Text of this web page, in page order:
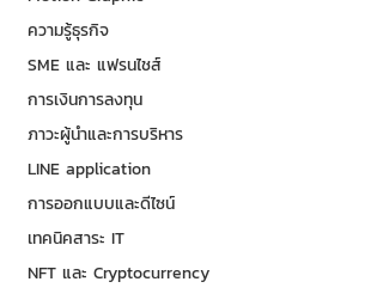
ความรู้ธุรกิจ
SME และ แฟรนไชส์
การเงินการลงทุน
ภาวะผู้นำและการบริหาร
LINE application
การออกแบบและดีไซน์
เทคนิคสาระ IT
NFT และ Cryptocurrency